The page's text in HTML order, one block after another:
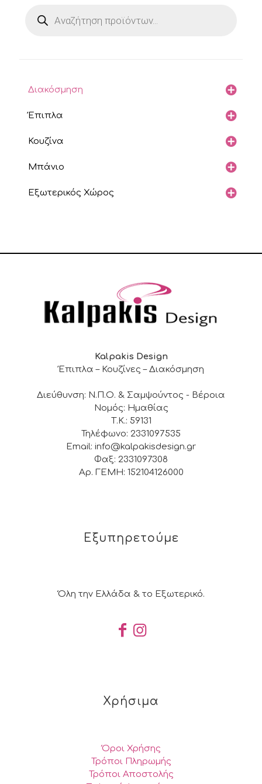
search
Διακόσμηση
Έπιπλα
Κουζίνα
Μπάνιο
Εξωτερικός Χώρος
Kalpakis Design
Έπιπλα – Κουζίνες – Διακόσμηση
Διεύθυνση: Ν.Π.Ο. & Σαμψούντος - Βέροια
Νομός: Ημαθίας
Τ.Κ.: 59131
Τηλέφωνο: 2331097535
Email: info@kalpakisdesign.gr
Φαξ: 2331097308
Αρ. ΓΕΜΗ: 152104126000
Εξυπηρετούμε
Όλη την Ελλάδα & το Εξωτερικό.
Χρήσιμα
Όροι Χρήσης
Τρόποι Πληρωμής
Τρόποι Αποστολής